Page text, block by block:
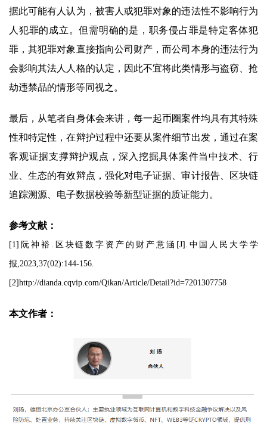
据此可能有人认为，被害人或犯罪对象的违法性不影响行为
人犯罪的成立。但需明确的是，职务侵占罪是特定客体犯
罪，其犯罪对象直接指向公司财产，而公司本身的违法行为
会影响其法人人格的认定，因此不宜将此类情形与盗窃、抢
劫违禁品的情形等同视之。
最后，从笔者自身体会来讲，每一起币圈案件均具有其特殊
性和特定性，在辩护过程中还要从案件细节出发，通过在案
客观证据支撑辩护观点，深入挖掘具体案件当中技术、行
业、生态的有效辩点，强化对电子证据、审计报告、区块链
追踪溯源、电子数据校验等新型证据的质证能力。
参考文献：
[1]阮神裕.区块链数字资产的财产意涵[J].中国人民大学学
报,2023,37(02):144-156.
[2]http://dianda.cqvip.com/Qikan/Article/Detail?id=7201307758
本文作者：